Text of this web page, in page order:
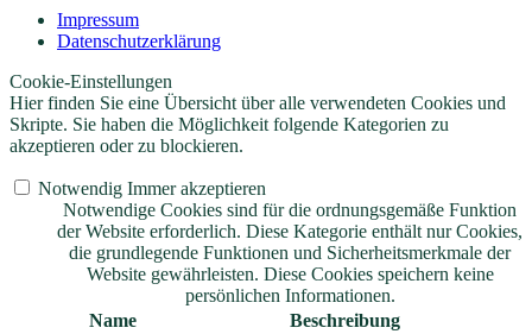
Impressum
Datenschutzerklärung
Cookie-Einstellungen
Hier finden Sie eine Übersicht über alle verwendeten Cookies und
Skripte. Sie haben die Möglichkeit folgende Kategorien zu
akzeptieren oder zu blockieren.
Notwendig Immer akzeptieren
Notwendige Cookies sind für die ordnungsgemäße Funktion
der Website erforderlich. Diese Kategorie enthält nur Cookies,
die grundlegende Funktionen und Sicherheitsmerkmale der
Website gewährleisten. Diese Cookies speichern keine
persönlichen Informationen.
Name
Beschreibung